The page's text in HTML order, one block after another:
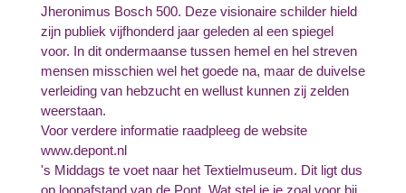
Jheronimus Bosch 500. Deze visionaire schilder hield
zijn publiek vijfhonderd jaar geleden al een spiegel
voor. In dit ondermaanse tussen hemel en hel streven
mensen misschien wel het goede na, maar de duivelse
verleiding van hebzucht en wellust kunnen zij zelden
weerstaan.
Voor verdere informatie raadpleeg de website
www.depont.nl
's Middags te voet naar het Textielmuseum. Dit ligt dus
op loopafstand van de Pont. Wat stel je je zoal voor bij